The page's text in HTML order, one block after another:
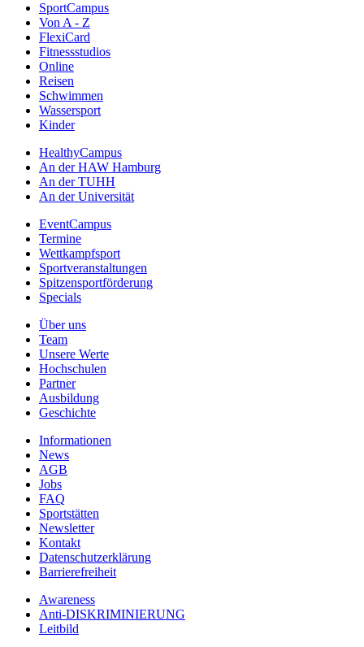
SportCampus
Von A - Z
FlexiCard
Fitnessstudios
Online
Reisen
Schwimmen
Wassersport
Kinder
HealthyCampus
An der HAW Hamburg
An der TUHH
An der Universität
EventCampus
Termine
Wettkampfsport
Sportveranstaltungen
Spitzensportförderung
Specials
Über uns
Team
Unsere Werte
Hochschulen
Partner
Ausbildung
Geschichte
Informationen
News
AGB
Jobs
FAQ
Sportstätten
Newsletter
Kontakt
Datenschutzerklärung
Barrierefreiheit
Awareness
Anti-DISKRIMINIERUNG
Leitbild